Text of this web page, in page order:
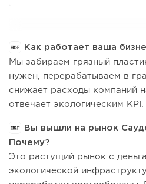
Как работает ваша
Мы забираем грязный
нужен, перерабатываем в
снижает расходы компаний
отвечает экологическим KPI.
Вы вышли на рынок
Почему?
Это растущий рынок с
экологической